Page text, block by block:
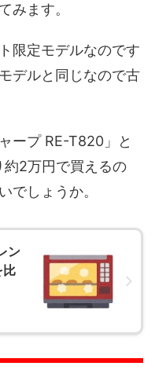
みます。
限定モデルなのです
デルと同じなので古
ープ RE-T820」と
約2万円で買えるの
でしょうか。
ン